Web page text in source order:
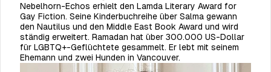
Nebelhorn-Echos erhielt den Lamda Literary Award for
Gay Fiction. Seine Kinderbuchreihe über Salma gewann
den Nautilus und den Middle East Book Award und wird
ständig erweitert. Ramadan hat über 300.000 US-Dollar
für LGBTQ+-Geflüchtete gesammelt. Er lebt mit seinem
Ehemann und zwei Hunden in Vancouver.